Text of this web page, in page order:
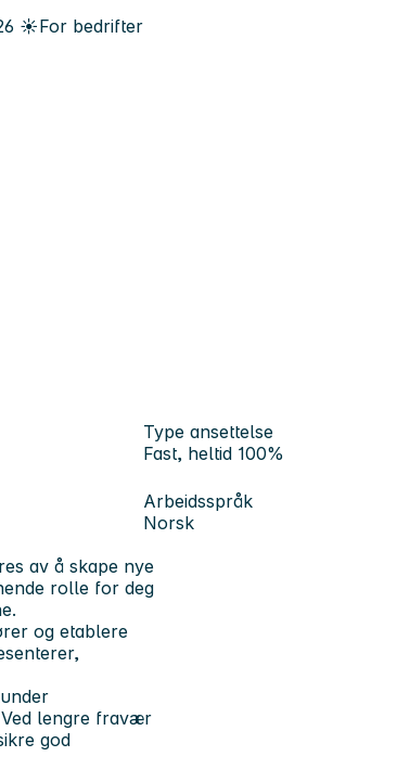
☀️For bedrifter
Type ansettelse
Fast, heltid 100%
Arbeidsspråk
Norsk
av å skape nye
rolle for deg
og etablere
lengre fravær
god